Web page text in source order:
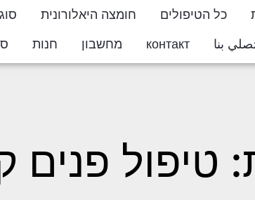
כל הטיפולים חומצה היאלורונית
بنا контакт מחשבון חנות
טיפול פנים